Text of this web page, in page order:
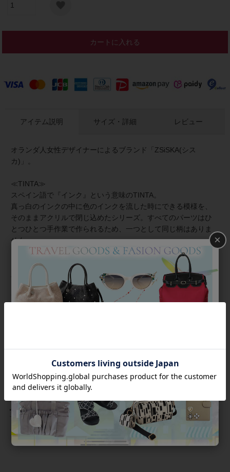
カートに入れる
アイテム説明
オランダ人女性デザイナーによるブランド「ZSiSKA(シス
カ)」。
≪TINTA≫
スペイン語で『インク』という意味のTINTA。
真っ白のインクの中に色のインクを流した時にできる模様を、
そのままアクリルで閉じ込めたシリーズ。すべてのパーツはひ
とつひとつ手作業で作られるため、一つとして同じ柄はありま
せん。
≪シスカとは≫
上質な樹脂、ポリエステルレジンの特性を活かし、ガラスのよ
うな質感を再現しつつも、軽くてつけやすいことで人気を博し
ています。
サイズ・詳細 レビュー
返品について
×